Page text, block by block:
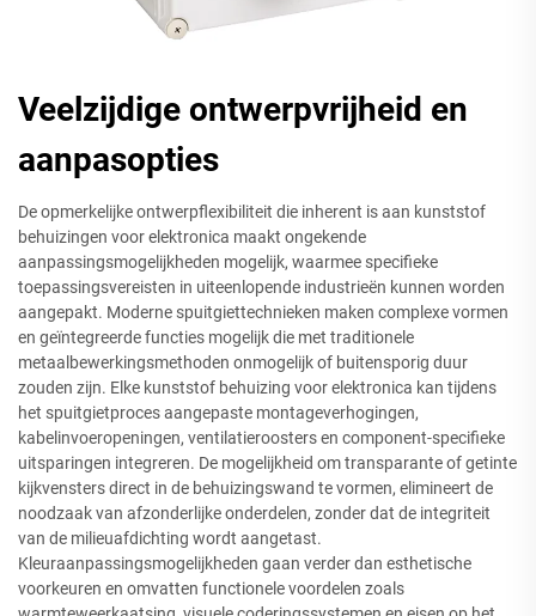
Veelzijdige ontwerpvrijheid en
aanpasopties
De opmerkelijke ontwerpflexibiliteit die inherent is aan kunststof
behuizingen voor elektronica maakt ongekende
aanpassingsmogelijkheden mogelijk, waarmee specifieke
toepassingsvereisten in uiteenlopende industrieën kunnen worden
aangepakt. Moderne spuitgiettechnieken maken complexe vormen
en geïntegreerde functies mogelijk die met traditionele
metaalbewerkingsmethoden onmogelijk of buitensporig duur
zouden zijn. Elke kunststof behuizing voor elektronica kan tijdens
het spuitgietproces aangepaste montageverhogingen,
kabelinvoeropeningen, ventilatieroosters en component-specifieke
uitsparingen integreren. De mogelijkheid om transparante of getinte
kijkvensters direct in de behuizingswand te vormen, elimineert de
noodzaak van afzonderlijke onderdelen, zonder dat de integriteit
van de milieuafdichting wordt aangetast.
Kleuraanpassingsmogelijkheden gaan verder dan esthetische
voorkeuren en omvatten functionele voordelen zoals